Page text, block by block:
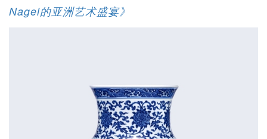
Nagel的亚洲艺术盛宴》